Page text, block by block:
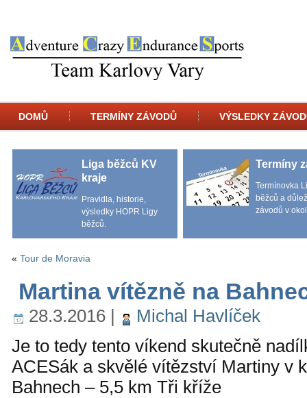
DOMŮ TERMÍNY ZÁVODŮ VÝSLEDKY
Liga běžců KV
kraje
Pravidla, historie,
výsledky HOPR Ligy
běžců.
Termíny
Termínovka
běžců a
závodů v
« Tour de Moravia
Martina vítězně na
28.3.2016 |
Michal Havlíček
Je to tedy tento víkend skutečně
ACESák a skvělé vítězství Martiny v
Bahnech – 5,5 km Tři kříže